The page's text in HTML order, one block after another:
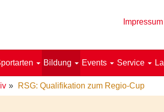
Impressum
Bildung Events Service
RSG: Qualifikation zum Regio-Cup